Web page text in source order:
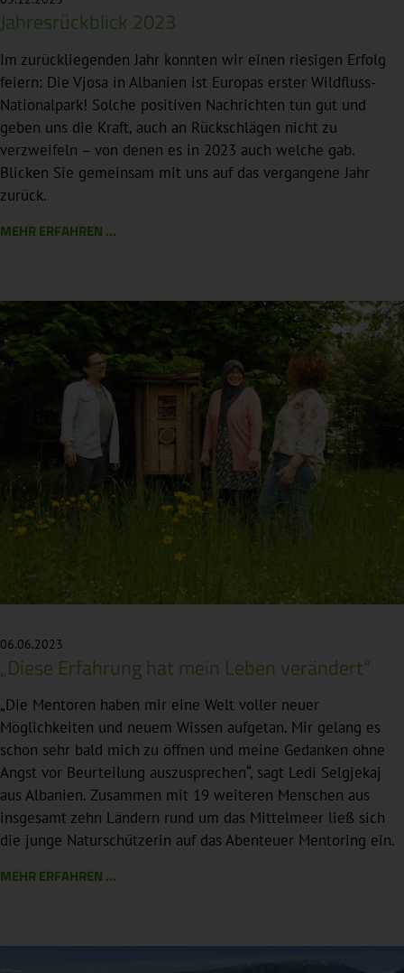
Jahresrückblick 2023
Im zurückliegenden Jahr konnten wir einen riesigen Erfolg
feiern: Die Vjosa in Albanien ist Europas erster Wildfluss-
Nationalpark! Solche positiven Nachrichten tun gut und
geben uns die Kraft, auch an Rückschlägen nicht zu
verzweifeln – von denen es in 2023 auch welche gab.
Blicken Sie gemeinsam mit uns auf das vergangene Jahr
zurück.
MEHR ERFAHREN ...
06.06.2023
„Diese Erfahrung hat mein Leben verändert“
„Die Mentoren haben mir eine Welt voller neuer
Möglichkeiten und neuem Wissen aufgetan. Mir gelang es
schon sehr bald mich zu öffnen und meine Gedanken ohne
Angst vor Beurteilung auszusprechen“, sagt Ledi Selgjekaj
aus Albanien. Zusammen mit 19 weiteren Menschen aus
insgesamt zehn Ländern rund um das Mittelmeer ließ sich
die junge Naturschützerin auf das Abenteuer Mentoring ein.
MEHR ERFAHREN ...